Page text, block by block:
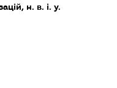
н. в. і. у.